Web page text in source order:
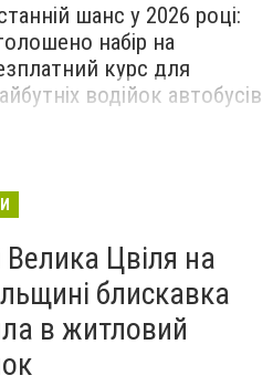
шанс у 2026 році:
набір на
курс для
водійок автобусів
свої сили на
Велика Цвіля на
блискавка
в житловий